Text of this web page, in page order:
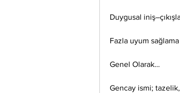
Duygusal
Fazla uyum sağlama
Genel Olarak…
Gencay ismi;